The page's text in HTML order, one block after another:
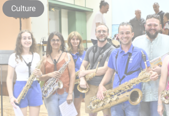
Culture